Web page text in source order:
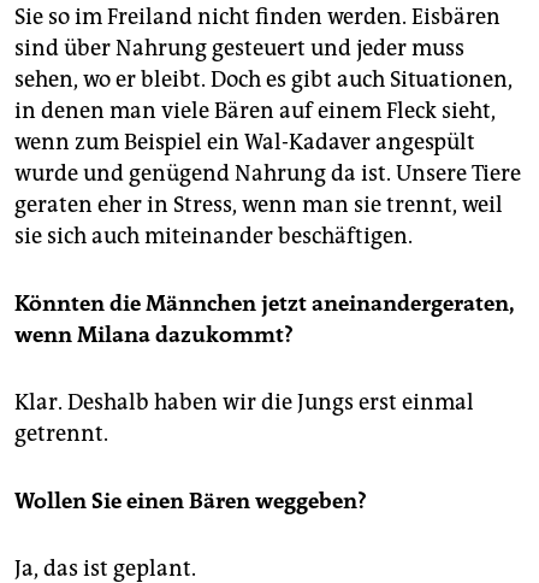
Sie so im Freiland nicht finden werden. Eisbären
sind über Nahrung gesteuert und jeder muss
sehen, wo er bleibt. Doch es gibt auch Situationen,
in denen man viele Bären auf einem Fleck sieht,
wenn zum Beispiel ein Wal-Kadaver angespült
wurde und genügend Nahrung da ist. Unsere Tiere
geraten eher in Stress, wenn man sie trennt, weil
sie sich auch miteinander beschäftigen.
Könnten die Männchen jetzt aneinandergeraten,
wenn Milana dazukommt?
Klar. Deshalb haben wir die Jungs erst einmal
getrennt.
Wollen Sie einen Bären weggeben?
Ja, das ist geplant.